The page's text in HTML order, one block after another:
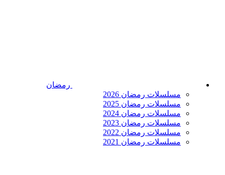
رمضان
مسلسلات رمضان 2026
مسلسلات رمضان 2025
مسلسلات رمضان 2024
مسلسلات رمضان 2023
مسلسلات رمضان 2022
مسلسلات رمضان 2021